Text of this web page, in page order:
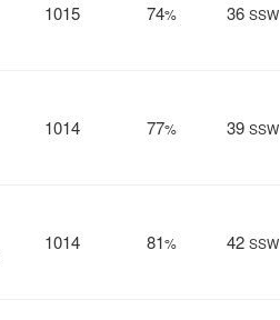
1015 74% 36 SSW
1014 77% 39 SSW
1014 81% 42 SSW